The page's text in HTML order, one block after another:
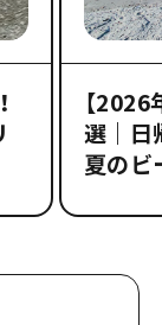
【
選｜日
夏のビ